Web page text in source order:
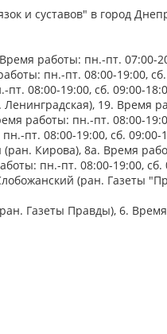
и суставов" в город
работы: пн.-пт. 07:00-
пн.-пт. 08:00-19:00,
08:00-19:00, сб. 09:00-
19. Время
работы: пн.-пт. 08:00-
пт. 08:00-19:00, сб. 09:00-
Кирова), 8а. Время
пн.-пт. 08:00-19:00, сб.
(ран. Газеты
Газеты Правды), 6.